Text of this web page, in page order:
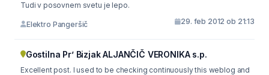
Tudi v posovnem svetu je lepo.
Elektro Pangeršič 29. feb 2012 ob 21:13
Gostilna Pr’ Bizjak ALJANČIČ VERONIKA s.p.
Excellent post. I used to be checking continuously this weblog and